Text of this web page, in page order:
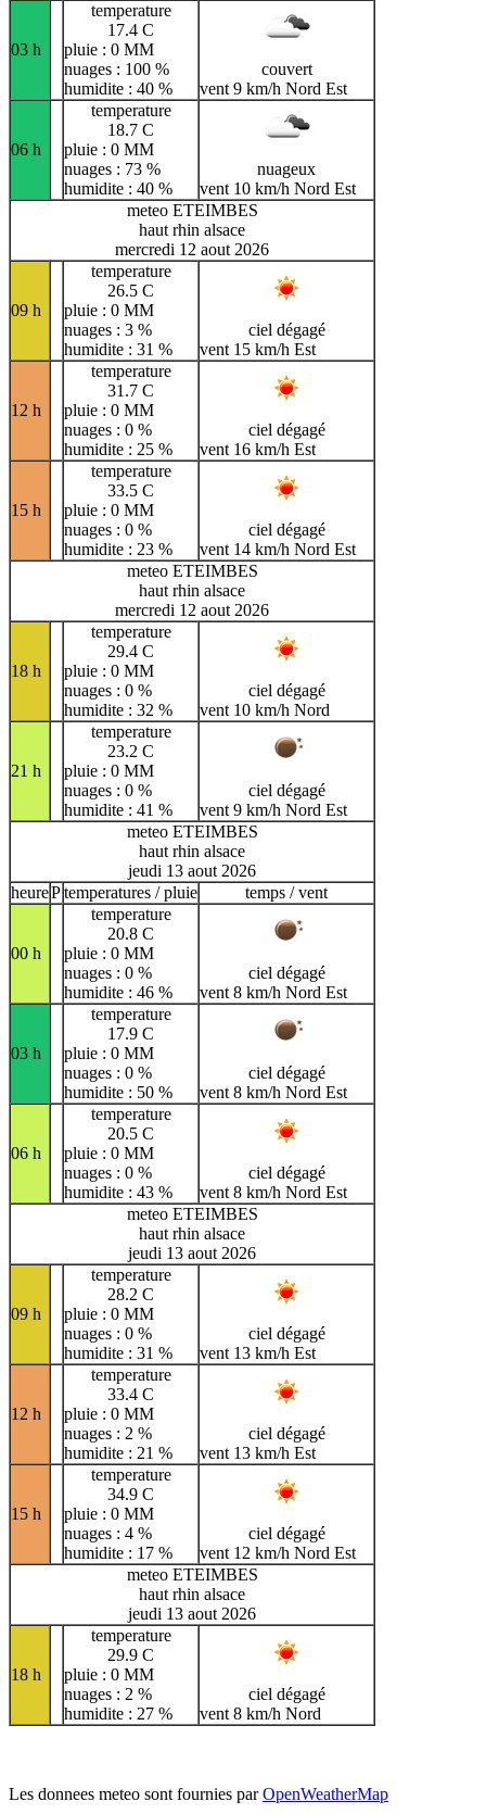
03 h
temperature
17.4 C
pluie : 0 MM
nuages : 100 %
humidite : 40 %
couvert
vent 9 km/h Nord Est
06 h
temperature
18.7 C
pluie : 0 MM
nuages : 73 %
humidite : 40 %
nuageux
vent 10 km/h Nord Est
meteo ETEIMBES
haut rhin alsace
mercredi 12 aout 2026
09 h
temperature
26.5 C
pluie : 0 MM
nuages : 3 %
humidite : 31 %
ciel dégagé
vent 15 km/h Est
12 h
temperature
31.7 C
pluie : 0 MM
nuages : 0 %
humidite : 25 %
ciel dégagé
vent 16 km/h Est
15 h
temperature
33.5 C
pluie : 0 MM
nuages : 0 %
humidite : 23 %
ciel dégagé
vent 14 km/h Nord Est
meteo ETEIMBES
haut rhin alsace
mercredi 12 aout 2026
18 h
temperature
29.4 C
pluie : 0 MM
nuages : 0 %
humidite : 32 %
ciel dégagé
vent 10 km/h Nord
21 h
temperature
23.2 C
pluie : 0 MM
nuages : 0 %
humidite : 41 %
ciel dégagé
vent 9 km/h Nord Est
meteo ETEIMBES
haut rhin alsace
jeudi 13 aout 2026
heurePtemperatures / pluie temps / vent
00 h
temperature
20.8 C
pluie : 0 MM
nuages : 0 %
humidite : 46 %
ciel dégagé
vent 8 km/h Nord Est
03 h
temperature
17.9 C
pluie : 0 MM
nuages : 0 %
humidite : 50 %
ciel dégagé
vent 8 km/h Nord Est
06 h
temperature
20.5 C
pluie : 0 MM
nuages : 0 %
humidite : 43 %
ciel dégagé
vent 8 km/h Nord Est
meteo ETEIMBES
haut rhin alsace
jeudi 13 aout 2026
09 h
temperature
28.2 C
pluie : 0 MM
nuages : 0 %
humidite : 31 %
ciel dégagé
vent 13 km/h Est
12 h
temperature
33.4 C
pluie : 0 MM
nuages : 2 %
humidite : 21 %
ciel dégagé
vent 13 km/h Est
15 h
temperature
34.9 C
pluie : 0 MM
nuages : 4 %
humidite : 17 %
ciel dégagé
vent 12 km/h Nord Est
meteo ETEIMBES
haut rhin alsace
jeudi 13 aout 2026
18 h
temperature
29.9 C
pluie : 0 MM
nuages : 2 %
humidite : 27 %
ciel dégagé
vent 8 km/h Nord
Les donnees meteo sont fournies parOpenWeatherMap